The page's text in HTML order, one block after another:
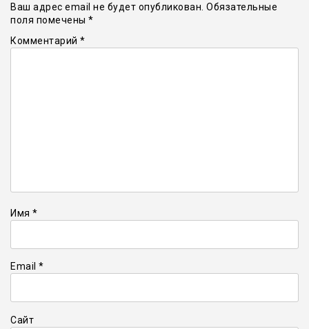
Ваш адрес email не будет опубликован. Обязательные
поля помечены *
Комментарий *
Имя *
Email *
Сайт